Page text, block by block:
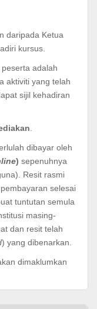
daripada Ketua
kursus.
adalah
aktiviti yang telah
sijil kehadiran
dibayar oleh
) sepenuhnya
Resit rasmi
selesai
tuntutan semula
masing-
dan resit telah
) yang dibenarkan.
dimaklumkan